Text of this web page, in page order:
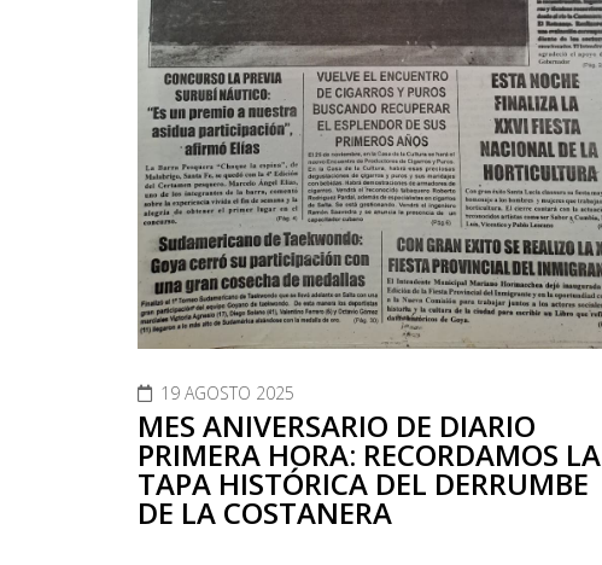
19 AGOSTO 2025
MES ANIVERSARIO DE DIARIO
PRIMERA HORA: RECORDAMOS LA
TAPA HISTÓRICA DEL DERRUMBE
DE LA COSTANERA